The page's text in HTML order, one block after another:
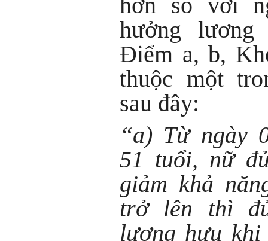
hưởng
Điểm a, b,
thuộc một
sau đây:
“a) Từ ngày
51 tuổi, nữ
giảm khả
trở lên thì
lương hưu khi